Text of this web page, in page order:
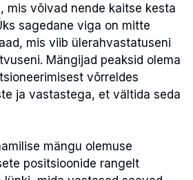
mis võivad nende kaitse kesta
sagedane viga on mitte
mis viib ülerahvastatuseni
Mängijad peaksid olema
võrreldes
ja vastastega, et vältida seda
mängu olemuse
positsioonide rangelt